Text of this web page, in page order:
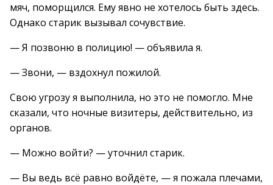
мяч, поморщился. Ему явно не хотелось быть здесь.
Однако старик вызывал сочувствие.
— Я позвоню в полицию! — объявила я.
— Звони, — вздохнул пожилой.
Свою угрозу я выполнила, но это не помогло. Мне
сказали, что ночные визитеры, действительно, из
органов.
— Можно войти? — уточнил старик.
— Вы ведь всё равно войдёте, — я пожала плечами,